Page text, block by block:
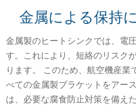
金属による保持
金属製のヒートシンクでは、電
す。これにより、短絡のリスク
ります。 このため、航空機産
べての金属製ブラケットをアー
は、必要な腐食防止対策を備え